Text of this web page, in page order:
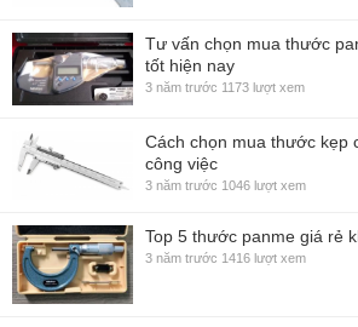
Tư vấn chọn mua thước
tốt hiện nay
3 năm trước 1173 lượt xem
Cách chọn mua thước kẹp
công việc
3 năm trước 1046 lượt xem
Top 5 thước panme giá rẻ
3 năm trước 1416 lượt xem